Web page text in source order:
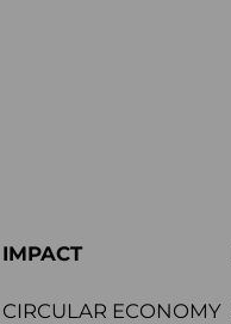
IMPACT
CIRCULAR ECONOMY